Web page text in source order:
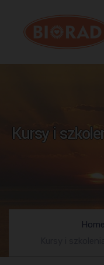
Kursy i
Home